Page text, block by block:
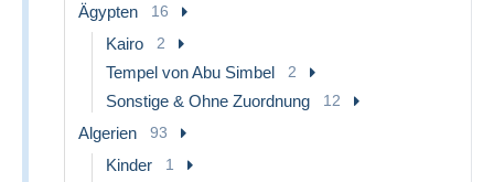
Ägypten 16
Kairo 2
Tempel von Abu Simbel 2
Sonstige & Ohne Zuordnung 12
Algerien 93
Kinder 1